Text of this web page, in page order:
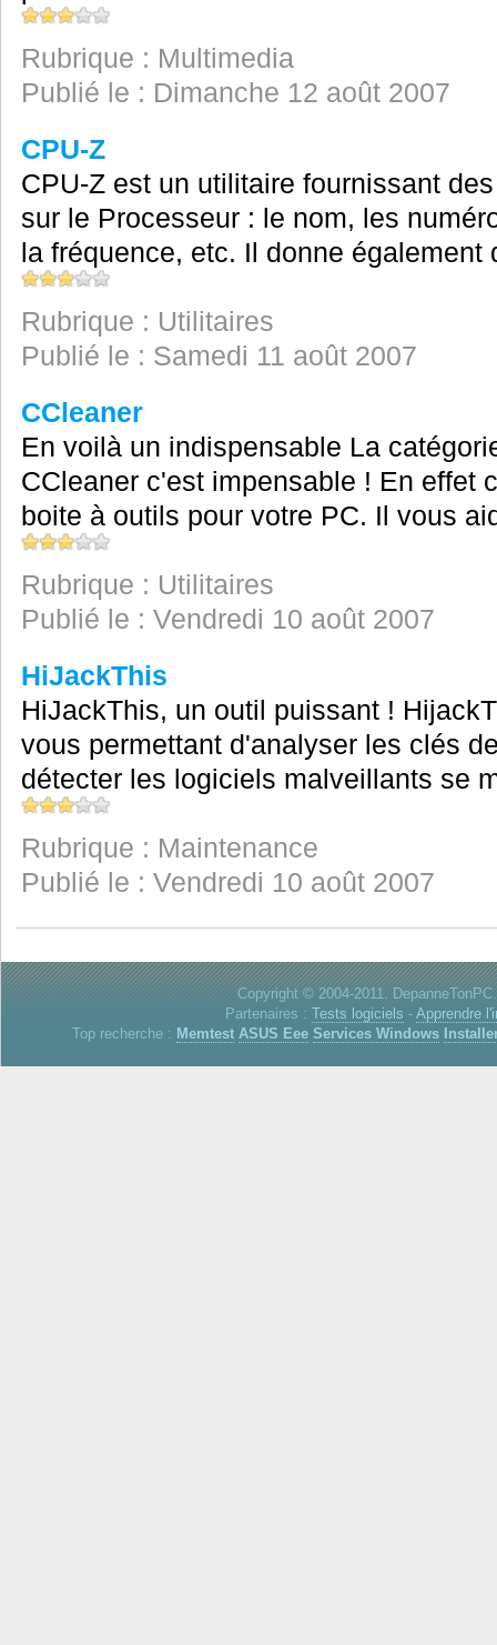
Rubrique : Multimedia
Publié le : Dimanche 12 août 2007
CPU-Z
CPU-Z est un utilitaire fournissant
sur le Processeur : le nom, les
la fréquence, etc. Il donne également
Rubrique : Utilitaires
Publié le : Samedi 11 août 2007
CCleaner
En voilà un indispensable La
CCleaner c'est impensable ! En effet
boite à outils pour votre PC. Il vous
Rubrique : Utilitaires
Publié le : Vendredi 10 août 2007
HiJackThis
HiJackThis, un outil puissant !
vous permettant d'analyser les clés
détecter les logiciels malveillants se
Rubrique : Maintenance
Publié le : Vendredi 10 août 2007
Copyright © 2004-2011.
Partenaires : Tests logiciels - Apprendre
Top recherche : Memtest ASUS Eee Services Windows